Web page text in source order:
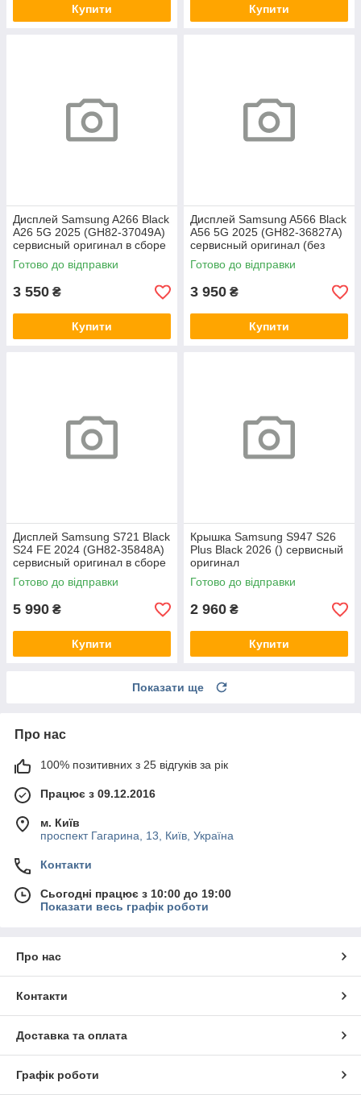
Купити Купити
Дисплей Samsung A266 Black
A26 5G 2025 (GH82-37049A)
сервисный оригинал в сборе
с рамкой
Готово до відправки
3 550 ₴
Купити
Дисплей Samsung A566 Black
A56 5G 2025 (GH82-36827A)
сервисный оригинал (без
рамки)
Готово до відправки
3 950 ₴
Купити
Дисплей Samsung S721 Black
S24 FE 2024 (GH82-35848A)
сервисный оригинал в сборе
с рамкой
Готово до відправки
5 990 ₴
Купити
Крышка Samsung S947 S26
Plus Black 2026 () сервисный
оригинал
Готово до відправки
2 960 ₴
Купити
Показати ще
Про нас
100% позитивних з 25 відгуків за рік
Працює з 09.12.2016
м. Київ
проспект Гагарина, 13, Київ, Україна
Контакти
Сьогодні працює з 10:00 до 19:00
Показати весь графік роботи
Про нас
Контакти
Доставка та оплата
Графік роботи